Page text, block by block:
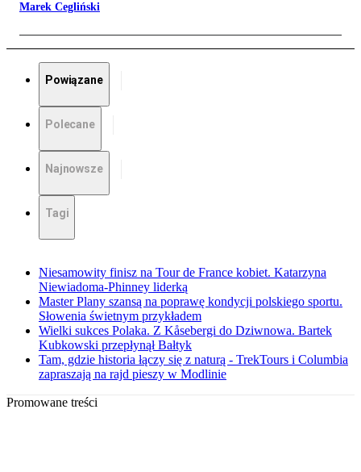
Marek Cegliński
Powiązane
Polecane
Najnowsze
Tagi
Niesamowity finisz na Tour de France kobiet. Katarzyna
Niewiadoma-Phinney liderką
Master Plany szansą na poprawę kondycji polskiego sportu.
Słowenia świetnym przykładem
Wielki sukces Polaka. Z Kåsebergi do Dziwnowa. Bartek
Kubkowski przepłynął Bałtyk
Tam, gdzie historia łączy się z naturą - TrekTours i Columbia
zapraszają na rajd pieszy w Modlinie
Promowane treści